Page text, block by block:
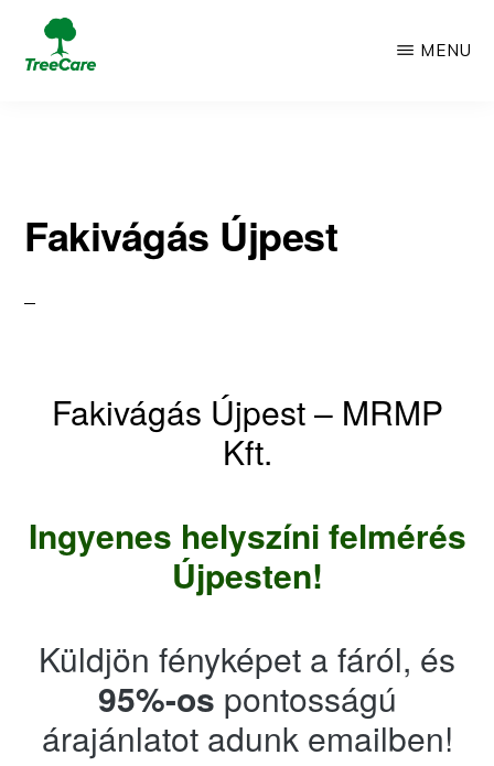
Skip
WordPress
oldal
MENU
Fakivágás Újpest
Fakivágás Újpest – MRMP
Kft.
Ingyenes helyszíni felmérés
Újpesten!
Küldjön fényképet a fáról, és
95%-os pontosságú
árajánlatot adunk emailben!